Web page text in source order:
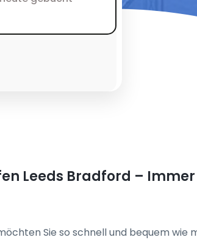
Leeds Bradford –
Sie so schnell und bequem wie